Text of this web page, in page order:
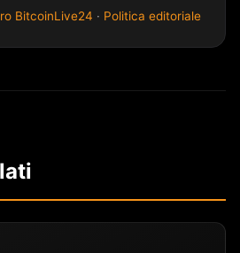
BitcoinLive24 · Politica editoriale